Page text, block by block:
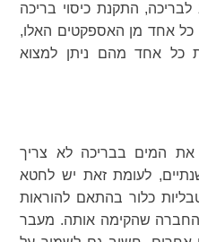
התקנת כיסוי בריכה
כל אחד מן האספקטים האלו,
כל אחד מהם ניתן למצוא
את המים בבריכה לא צריך
לעומת זאת יש לחטא
כלור בהתאם להוראות
החברה שהקימה אותה. מעבר